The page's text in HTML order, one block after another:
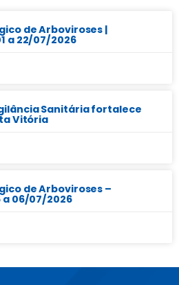
de Arboviroses |
a 22/07/2026
Sanitária fortalece
Vitória
de Arboviroses –
a 06/07/2026